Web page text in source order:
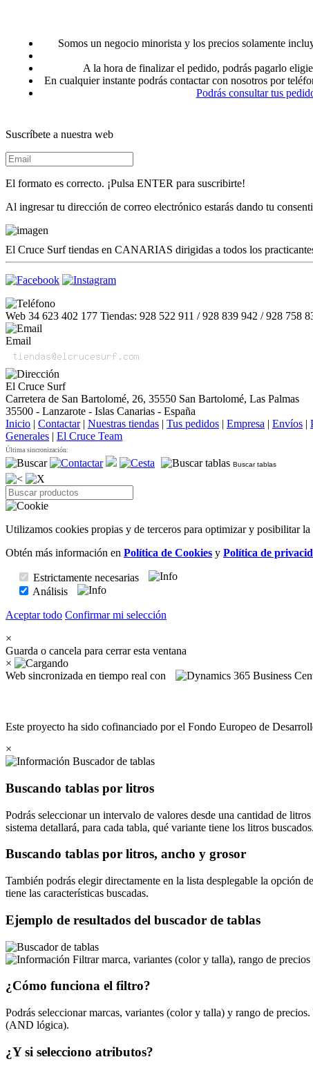
Somos un negocio minorista y los precios solamente
A la hora de finalizar el pedido, podrás pagarlo
En cualquier instante podrás contactar con nosotros por
Podrás consultar tus
Suscríbete a nuestra web
El formato es correcto. ¡Pulsa ENTER para suscribirte!
Al ingresar tu dirección de correo electrónico estarás dando tu
El Cruce Surf tiendas en CANARIAS dirigidas a todos los
Web 34 623 402 177 Tiendas: 928 522 911 / 928 839 942 / 928 758
Email
El Cruce Surf
Carretera de San Bartolomé, 26, 35550 San Bartolomé, Las Palmas
35500 - Lanzarote - Islas Canarias - España
Inicio | Contactar | Nuestras tiendas | Tus pedidos | Empresa | Envíos |
Generales | El Cruce Team
Última sincronización:
Buscar tablas
Utilizamos cookies propias y de terceros para optimizar y posibilitar
Obtén más información en Política de Cookies y Política de
Estrictamente necesarias
Análisis
Aceptar todo Confirmar mi selección
×
Guarda o cancela para cerrar esta ventana
×
Web sincronizada en tiempo real con
Este proyecto ha sido cofinanciado por el Fondo Europeo de
×
Buscador de tablas
Buscando tablas por litros
Podrás seleccionar un intervalo de valores desde una cantidad de
sistema detallará, para cada tabla, qué variante tiene los litros buscados.
Buscando tablas por litros, ancho y grosor
También podrás elegir directamente en la lista desplegable la opción de
tiene las características buscadas.
Ejemplo de resultados del buscador de tablas
Filtrar marca, variantes (color y talla), rango de
¿Cómo funciona el filtro?
Podrás seleccionar marcas, variantes (color y talla) y rango de
(AND lógica).
¿Y si selecciono atributos?